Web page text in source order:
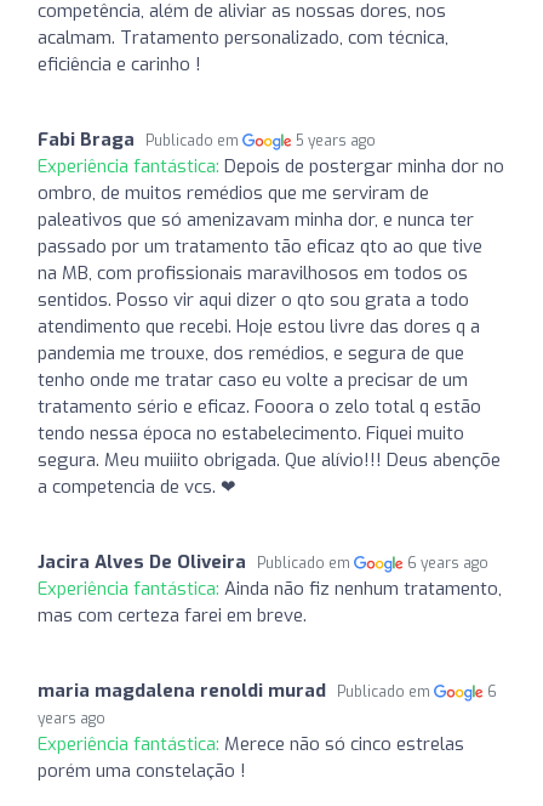
competência, além de aliviar as nossas dores, nos
acalmam. Tratamento personalizado, com técnica,
eficiência e carinho !
Fabi Braga Publicado em 5 years ago
Experiência fantástica: Depois de postergar minha dor no
ombro, de muitos remédios que me serviram de
paleativos que só amenizavam minha dor, e nunca ter
passado por um tratamento tão eficaz qto ao que tive
na MB, com profissionais maravilhosos em todos os
sentidos. Posso vir aqui dizer o qto sou grata a todo
atendimento que recebi. Hoje estou livre das dores q a
pandemia me trouxe, dos remédios, e segura de que
tenho onde me tratar caso eu volte a precisar de um
tratamento sério e eficaz. Fooora o zelo total q estão
tendo nessa época no estabelecimento. Fiquei muito
segura. Meu muiiito obrigada. Que alívio!!! Deus abençõe
a competencia de vcs. ❤
Jacira Alves De Oliveira Publicado em 6 years ago
Experiência fantástica: Ainda não fiz nenhum tratamento,
mas com certeza farei em breve.
maria magdalena renoldi murad Publicado em
6
years ago
Experiência fantástica: Merece não só cinco estrelas
porém uma constelação !